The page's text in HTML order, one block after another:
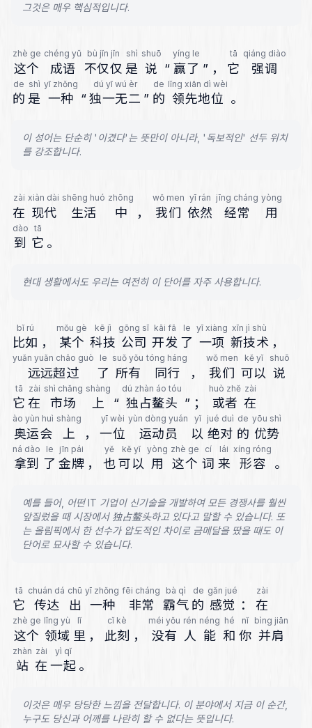
그것은 매우 핵심적입니다.
zhè ge
这个
chéng yǔ
成语
bù jǐn jǐn
不仅仅
shì
是
shuō
说 “
yíng le
赢了 ” ，
tā
它
qiáng diào
强调
de
的
shì
是
yī zhǒng
一种 “
dú yī wú èr
独一无二 ”
de
的
lǐng xiān dì wèi
领先地位 。
이 성어는 단순히 '이겼다'는 뜻만이 아니라, '독보적인' 선두 위치
를 강조합니다.
zài
在
xiàn dài
现代
shēng huó
生活
zhōng
中 ，
wǒ men
我们
yī rán
依然
jīng cháng
经常
yòng
用
dào
到
tā
它 。
현대 생활에서도 우리는 여전히 이 단어를 자주 사용합니다.
bǐ rú
比如 ，
mǒu gè
某个
kē jì
科技
gōng sī
公司
kāi fā
开发
le
了
yī xiàng
一项
xīn jì shù
新技术 ，
yuǎn yuǎn chāo guò
远远超过
le
了
suǒ yǒu
所有
tóng háng
同行 ，
wǒ men
我们
kě yǐ
可以
shuō
说
tā
它
zài
在
shì chǎng
市场
shàng
上 “
dú zhàn áo tóu
独占鳌头 ” ；
huò zhě
或者
zài
在
ào yùn huì
奥运会
shàng
上 ，
yī wèi
一位
yùn dòng yuán
运动员
yǐ
以
jué duì
绝对
de
的
yōu shì
优势
ná dào
拿到
le
了
jīn pái
金牌 ，
yě
也
kě yǐ
可以
yòng
用
zhè ge
这个
cí
词
lái
来
xíng róng
形容 。
예를 들어, 어떤 IT 기업이 신기술을 개발하여 모든 경쟁사를 훨씬
앞질렀을 때 시장에서 独占鳌头하고 있다고 말할 수 있습니다. 또
는 올림픽에서 한 선수가 압도적인 차이로 금메달을 땄을 때도 이
단어로 묘사할 수 있습니다.
tā
它
chuán dá
传达
chū
出
yī zhǒng
一种
fēi cháng
非常
bà qì
霸气
de
的
gǎn jué
感觉 ：
zài
在
zhè ge
这个
lǐng yù
领域
lǐ
里 ，
cǐ kè
此刻 ，
méi yǒu
没有
rén
人
néng
能
hé
和
nǐ
你
bìng jiān
并肩
zhàn
站
zài
在
yì qǐ
一起 。
이것은 매우 당당한 느낌을 전달합니다. 이 분야에서 지금 이 순간,
누구도 당신과 어깨를 나란히 할 수 없다는 뜻입니다.